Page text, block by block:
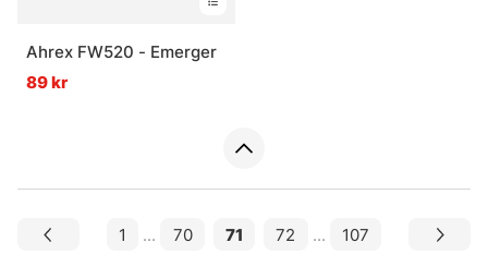
Ahrex FW520 - Emerger
89 kr
1 ... 70 71 72 ... 107